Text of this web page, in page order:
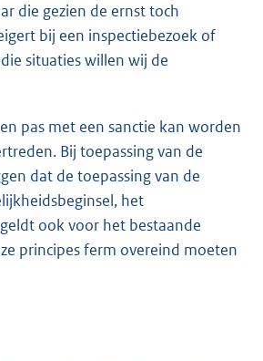
die gezien de ernst toch
bij een inspectiebezoek of
situaties willen wij de
pas met een sanctie kan worden
Bij toepassing van de
dat de toepassing van de
het
ook voor het bestaande
principes ferm overeind moeten